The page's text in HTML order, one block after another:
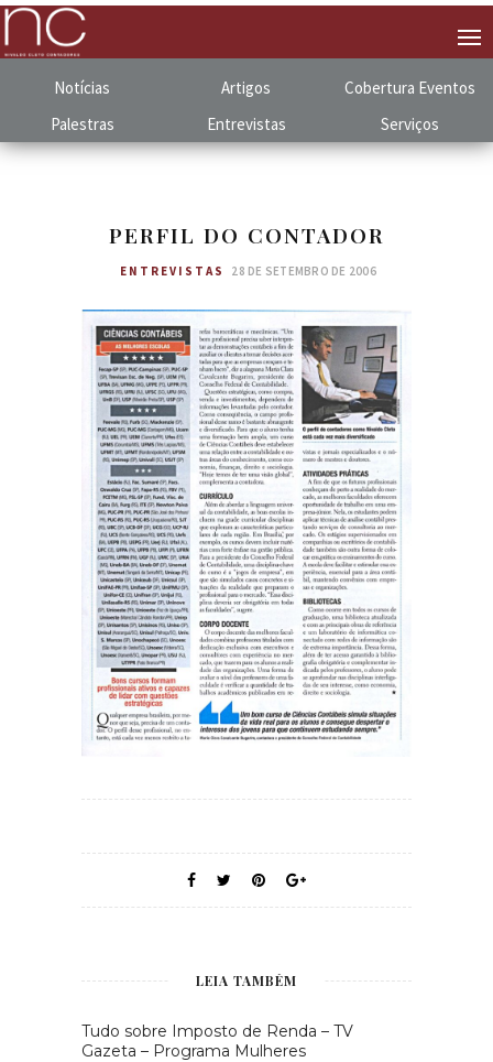
Notícias Artigos Cobertura Eventos
Palestras
Entrevistas Serviços
PERFIL DO CONTADOR
ENTREVISTAS 28 DE SETEMBRO DE 2006
LEIA TAMBÉM
Tudo sobre Imposto de Renda – TV
Gazeta – Programa Mulheres